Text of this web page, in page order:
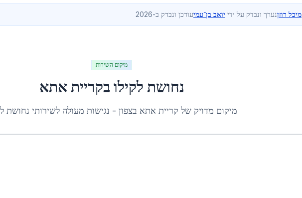
מיכל רוזןנערך ונבדק על ידי יואב בן־עמיעודכן ונבדק ב-2026
מיקום השירות
נחושת לקילובקריית אתא
מיקום מדויק של קריית אתא בצפון - נגישות מעולה לשירותי נחושת